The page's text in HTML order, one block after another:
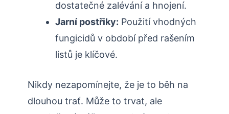
dostatečné zalévání a hnojení.
Jarní postřiky: Použití vhodných
fungicidů v období před rašením
listů je klíčové.
Nikdy nezapomínejte, že ⁣je to běh na
dlouhou trať. Může ⁢to trvat, ale